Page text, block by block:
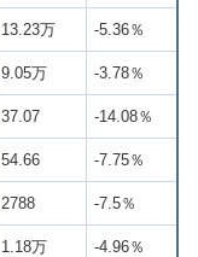
13.23万 -5.36％
9.05万 -3.78％
37.07 -14.08％
54.66 -7.75％
2788 -7.5％
1.18万 -4.96％